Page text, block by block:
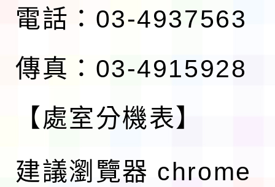
電話：03-4937563
傳真：03-4915928
【處室分機表】
建議瀏覽器 chrome